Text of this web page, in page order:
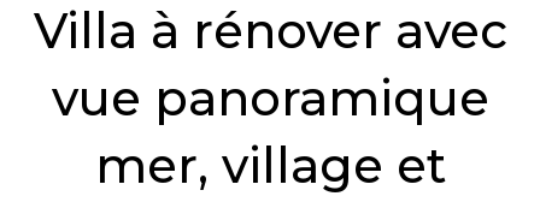
Villa à rénover avec
vue panoramique
mer, village et